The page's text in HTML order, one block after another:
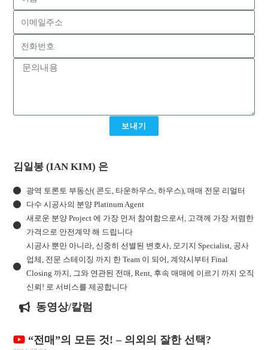
보내기
김일봉 (IAN KIM) 은
광역 토론토 부동산( 콘도, 타운하우스, 하우스), 매매 전문 리얼터
다수 시공사의 분양 Platinum Agent
새로운 분양 Project 에 가장 먼저 참여함으로서, 고객께 가장 저렴한
가격으로 안전계약 해 드립니다
시공사 뿐만 아니라, 신중히 선별된 변호사, 모기지 Specialist, 공사
업체, 전문 스테이징 까지 한 Team 이 되어, 계약시부터 Final
Closing 까지, 그와 연관된 전매, Rent, 후속 매매에 이르기 까지 오직
신뢰! 로 서비스를 제공합니다
동영상/칼럼
“전매”의 모든 것! – 의외의 잘한 선택?